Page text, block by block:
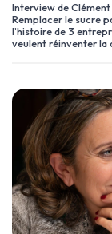
Interview de Clément
Remplacer le sucre
l’histoire de 3
veulent réinventer la